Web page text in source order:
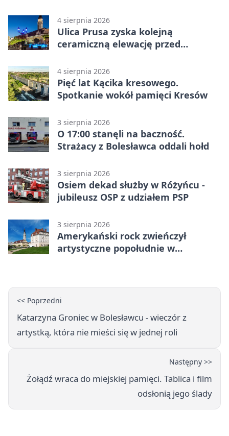
4 sierpnia 2026
Ulica Prusa zyska kolejną
ceramiczną elewację przed
4 sierpnia 2026
Pięć lat Kącika kresowego.
Spotkanie wokół pamięci Kresów
3 sierpnia 2026
O 17:00 stanęli na baczność.
Strażacy z Bolesławca oddali hołd
3 sierpnia 2026
Osiem dekad służby w Różyńcu -
jubileusz OSP z udziałem PSP
3 sierpnia 2026
Amerykański rock zwieńczył
artystyczne popołudnie w
<< Poprzedni
Katarzyna Groniec w Bolesławcu - wieczór z
artystką, która nie mieści się w jednej roli
Następny >>
Żołądź wraca do miejskiej pamięci. Tablica i film
odsłonią jego ślady